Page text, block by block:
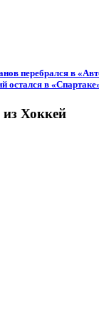
перебрался в
остался в
Хоккей